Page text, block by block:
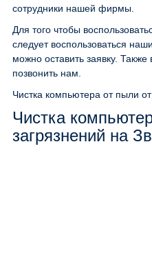
сотрудники нашей фирмы.
Для того чтобы
следует воспользоваться
можно оставить заявку.
позвонить нам.
Чистка компьютера от пыли
Чистка
загрязнений на